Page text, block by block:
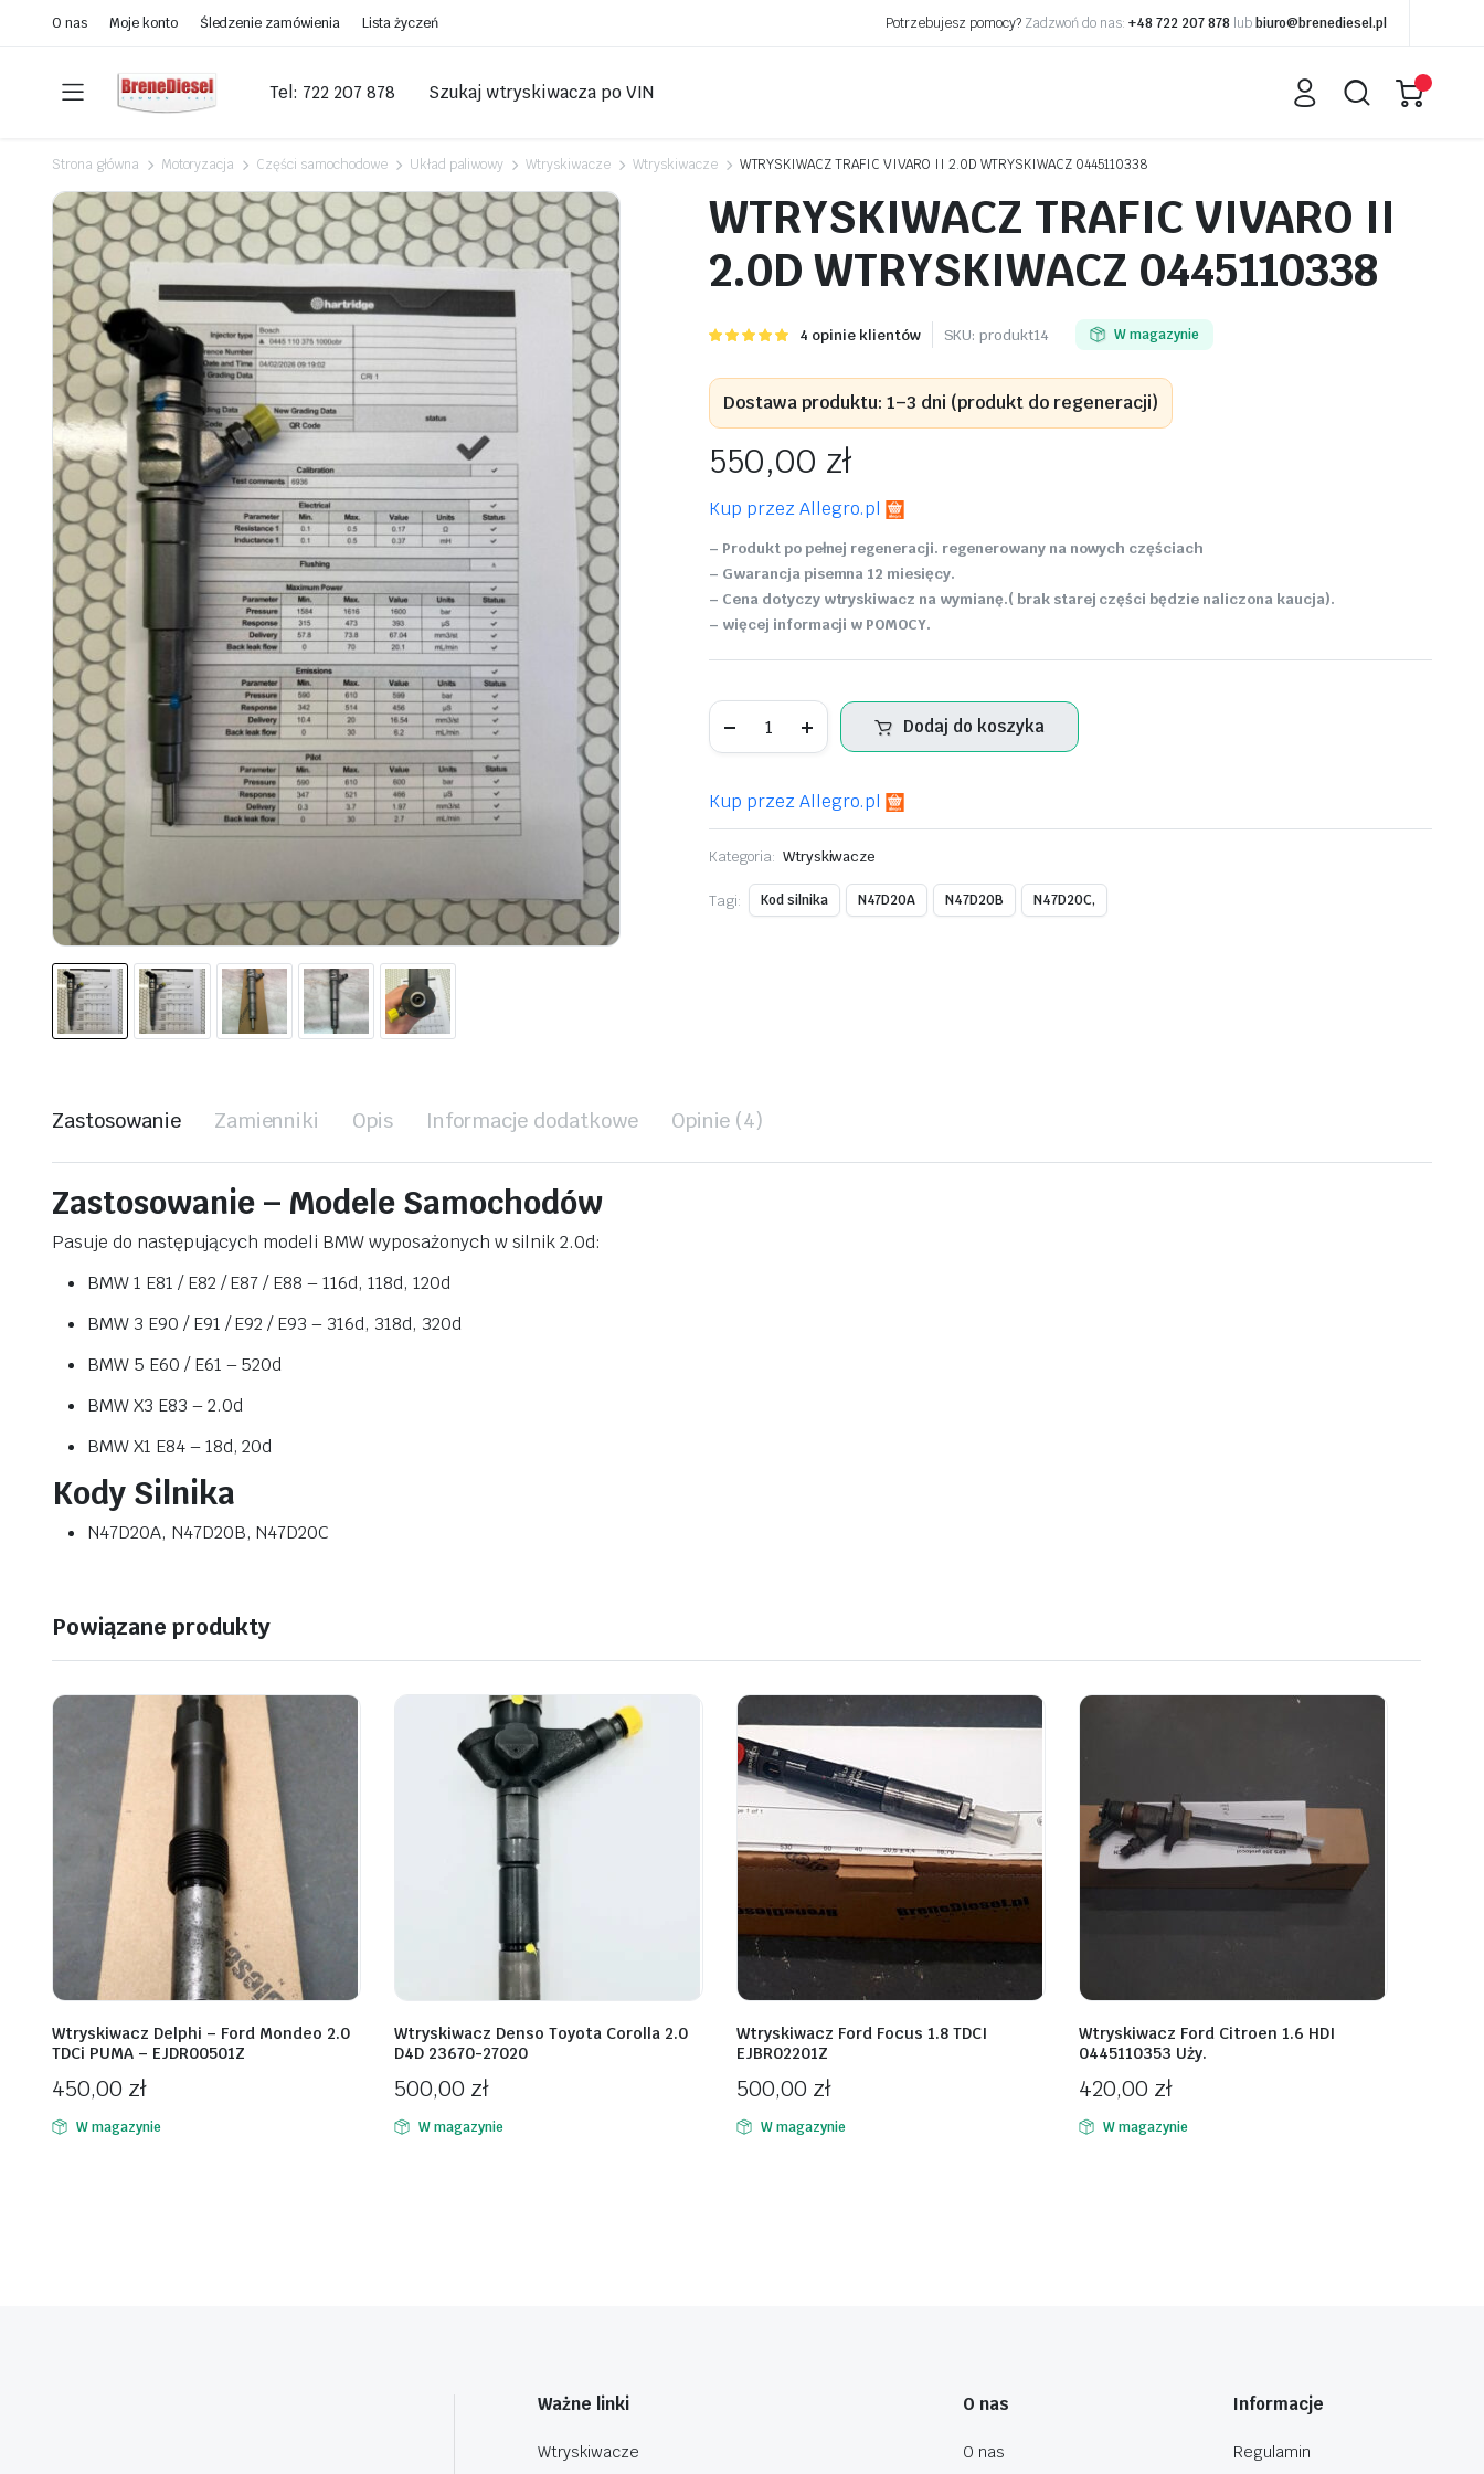
O nas Moje konto Śledzenie zamówienia Lista życzeń Potrzebujesz pomocy? Zadzwoń do nas: +48 722 207 878 lub biuro@brenediesel.pl
Tel: 722 207 878 Szukaj wtryskiwacza po VIN
Strona główna Motoryzacja Części samochodowe Układ paliwowy Wtryskiwacze Wtryskiwacze WTRYSKIWACZ TRAFIC VIVARO II 2.0D WTRYSKIWACZ 0445110338
WTRYSKIWACZ TRAFIC VIVARO II
2.0D WTRYSKIWACZ 0445110338
Oceniony
podstawie
ocen
klientów
4 opinie klientów SKU: produkt14 W magazynie
Dostawa produktu: 1–3 dni (produkt do regeneracji)
550,00 zł
Kup przez Allegro.pl
– Produkt po pełnej regeneracji. regenerowany na nowych częściach
– Gwarancja pisemna 12 miesięcy.
– Cena dotyczy wtryskiwacz na wymianę.( brak starej części będzie naliczona kaucja).
– więcej informacji w POMOCY.
WTRYSKIWACZ
TRAFIC
WTRYSKIWACZ
Dodaj do koszyka
Kup przez Allegro.pl
Kategoria: Wtryskiwacze
Tagi: Kod silnika N47D20A N47D20B N47D20C,
Zastosowanie Zamienniki Opis Informacje dodatkowe Opinie (4)
Zastosowanie – Modele Samochodów
Pasuje do następujących modeli BMW wyposażonych w silnik 2.0d:
BMW 1 E81 / E82 / E87 / E88 – 116d, 118d, 120d
BMW 3 E90 / E91 / E92 / E93 – 316d, 318d, 320d
BMW 5 E60 / E61 – 520d
BMW X3 E83 – 2.0d
BMW X1 E84 – 18d, 20d
Kody Silnika
N47D20A, N47D20B, N47D20C
Powiązane produkty
Wtryskiwacz Delphi – Ford Mondeo 2.0
TDCi PUMA – EJDR00501Z
450,00 zł
W magazynie
Wtryskiwacz Denso Toyota Corolla 2.0
D4D 23670-27020
500,00 zł
W magazynie
Wtryskiwacz Ford Focus 1.8 TDCI
EJBR02201Z
500,00 zł
W magazynie
Wtryskiwacz Ford Citroen 1.6 HDI
0445110353 Uży.
420,00 zł
W magazynie
Ważne linki
Wtryskiwacze
O nas
O nas
Informacje
Regulamin